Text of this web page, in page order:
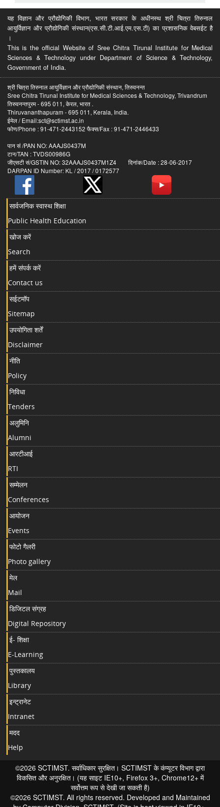
यह विज्ञान और प्रौद्योगिकी विभाग, भारत सरकार के अधीनस्थ श्री चित्रा तिरुनाल
आयुर्विज्ञान और प्रौद्योगिकी संस्थान(एस.सी.टी.आई.एम.एस.टी) का प्रशासनिक वेबसईट है
।
This is the official Website of Sree Chitra Tirunal Institute for Medical
Sciences & Technology under Department of Science & Technology,
Government of India.
श्री चित्रा तिरुनाल आयुर्विज्ञान और प्रौद्योगिकी संस्थान, तिरुवनन्त
Sree Chitra Tirunal Institute for Medical Sciences & Technology, Trivandrum
तिरुवनन्तपुरम - 695 011, केरल, भारत .
Thiruvananthapuram - 695 011, Kerala, India.
ईमेल / Email:sct@sctimst.ac.in
फोण/Phone : 91-471-2443152 फैक्स/Fax : 91-471-2446433
पान सं /PAN NO: AAAJS0437M
टान/TAN : TVDS00986G
जीएसटी सं/GSTIN NO: 32AAAJS0437M1Z4 दिनांक/Date : 28-06-2017
DARPAN ID Number: KL / 2017 / 0172577
सार्वजनिक स्वास्थ शिक्षा
Public Health Education
खोज करें
Search
हमें संपर्क करें
Contact us
सईटमॉप
Sitemap
उपयोगिता शर्तें
Disclaimer
नीति
Policy
निविधा
Tenders
अलुमिनि
Alumni
आरटीआई
RTI
सम्मेलन
Conferences
आयोजन
Events
फोटो गैलरी
Photo gallery
मेल
Mail
डिजिटल संग्रह
Digital Repository
ई- शिक्षा
E-Learning
पुस्तकालय
Library
इन्ट्रानेट
Intranet
मदद
Help
©2026 SCTIMST. सर्वाधिकार सुरक्षित। SCTIMST के कंप्यूटर विभाग द्वारा
विकसित और अनुरक्षित। (यह साइट IE10+, Firefox 3+, Chrome12+ में
सर्वोत्तम रूप से देखी जा सकती है)
©2026 SCTIMST. All rights reserved. Developed and Maintained